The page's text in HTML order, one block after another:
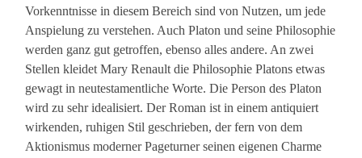
Vorkenntnisse in diesem Bereich sind von Nutzen, um jede
Anspielung zu verstehen. Auch Platon und seine Philosophie
werden ganz gut getroffen, ebenso alles andere. An zwei
Stellen kleidet Mary Renault die Philosophie Platons etwas
gewagt in neutestamentliche Worte. Die Person des Platon
wird zu sehr idealisiert. Der Roman ist in einem antiquiert
wirkenden, ruhigen Stil geschrieben, der fern von dem
Aktionismus moderner Pageturner seinen eigenen Charme